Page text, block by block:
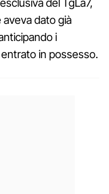
del TgLa7,
aveva dato già
i
in possesso.